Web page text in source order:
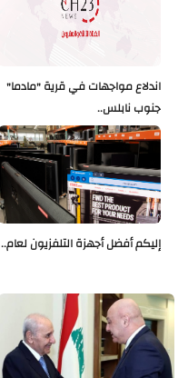
اندلاع مواجهات في قرية "مادما"
جنوب نابلس..
إليكم أفضل أجهزة التلفزيون لعام..